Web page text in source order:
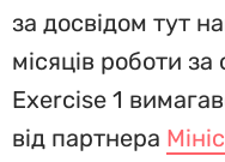
за досвідом тут
місяців роботи за
Exercise 1
від партнера